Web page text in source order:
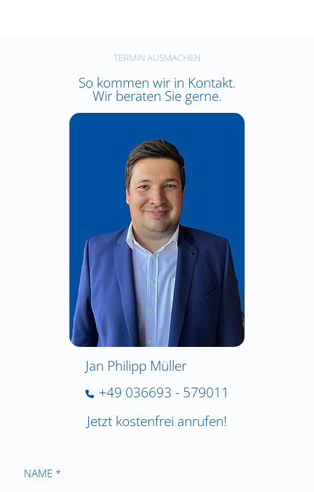
TERMIN AUSMACHEN
So kommen wir in Kontakt.
Wir beraten Sie gerne.
Jan Philipp Müller
+49 036693 - 579011
Jetzt kostenfrei anrufen!
NAME *